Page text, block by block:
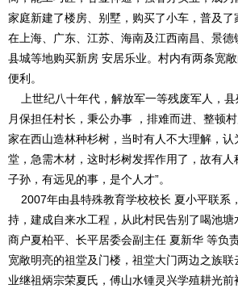
家庭新建了楼房、别墅，购买了小车，普及
在上海、广东、江苏、海南及江西南昌、景德
县城等地购买新房 安居乐业。村内有两条宽
便利。
上世纪八十年代，解放军一等残废军人，县
月保担任村长，秉公办事 ，排难而进、整顿
家在西山造林种杉树，当时有人不大理解，认
堂，急需木材，这时杉树发挥作用了，故有人
子孙，有远见的事，是个人才”。
2007年由县特殊教育学校校长 夏小平联系
持，建成自来水工程，从此村民告别了喝池
商户夏柏平、长平居委会副主任 夏新华 等负
宽敞明亮的祖堂及门楼，祖堂大门两边之族联
业继祖炳宗荣夏氏，傅山水锺灵兴学殖耕光前